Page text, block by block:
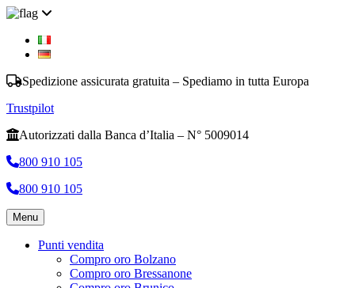
Spedizione assicurata gratuita – Spediamo in tutta Europa
Trustpilot
Autorizzati dalla Banca d’Italia – N° 5009014
800 910 105
800 910 105
Menu
Punti vendita
Compro oro Bolzano
Compro oro Bressanone